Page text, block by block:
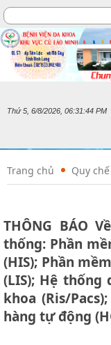
Thứ 5, 6/8/2026, 06:31:44 PM
Trang chủ Quy
THÔNG BÁO
thống: Phần
(HIS); Phần
(LIS); Hệ thống
khoa (Ris/
hàng tự động